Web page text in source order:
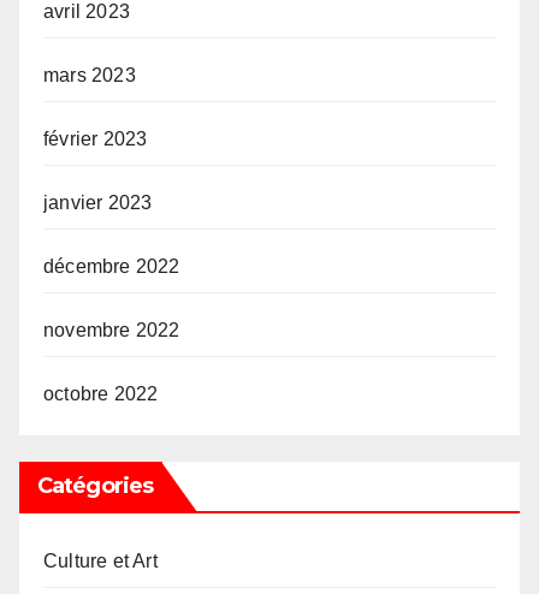
avril 2023
mars 2023
février 2023
janvier 2023
décembre 2022
novembre 2022
octobre 2022
Catégories
Culture et Art